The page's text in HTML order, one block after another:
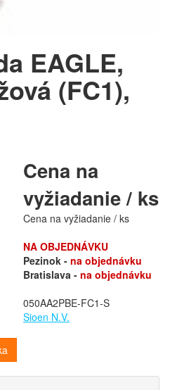
EAGLE,
(FC1),
Cena na
vyžiadanie / ks
Cena na vyžiadanie / ks
NA OBJEDNÁVKU
Pezinok - na objednávku
Bratislava - na objednávku
050AA2PBE-FC1-S
Sioen N.V.